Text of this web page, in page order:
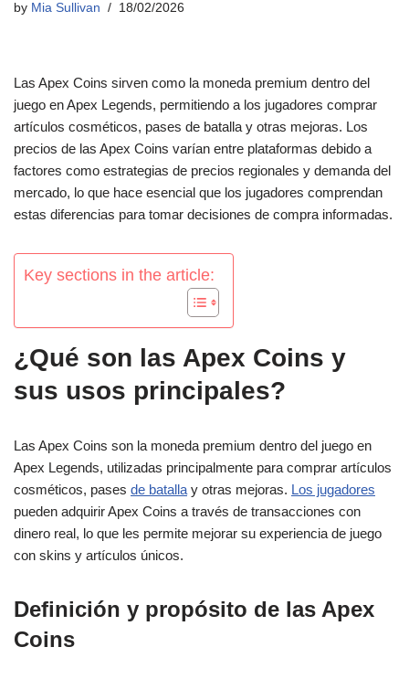
by Mia Sullivan 18/02/2026
Las Apex Coins sirven como la moneda premium dentro del
juego en Apex Legends, permitiendo a los jugadores comprar
artículos cosméticos, pases de batalla y otras mejoras. Los
precios de las Apex Coins varían entre plataformas debido a
factores como estrategias de precios regionales y demanda del
mercado, lo que hace esencial que los jugadores comprendan
estas diferencias para tomar decisiones de compra informadas.
Key sections in the article:
¿Qué son las Apex Coins y
sus usos principales?
Las Apex Coins son la moneda premium dentro del juego en
Apex Legends, utilizadas principalmente para comprar artículos
cosméticos, pases de batalla y otras mejoras. Los jugadores
pueden adquirir Apex Coins a través de transacciones con
dinero real, lo que les permite mejorar su experiencia de juego
con skins y artículos únicos.
Definición y propósito de las Apex
Coins